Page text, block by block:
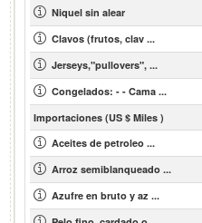
Niquel sin alear
Clavos (frutos, clav ...
Jerseys,"pullovers", ...
Congelados: - - Cama ...
Importaciones (US $ Miles )
Aceites de petroleo ...
Arroz semiblanqueado ...
Azufre en bruto y az ...